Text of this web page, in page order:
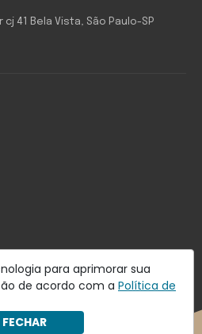
para aprimorar sua
de acordo com a Política de
FECHAR
cj 41 Bela Vista, São Paulo-SP